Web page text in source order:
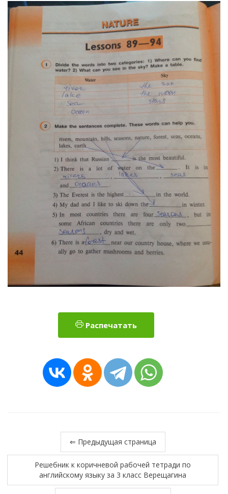
Распечатать
⇐ Предыдущая страница
Решебник к коричневой рабочей тетради по
английскому языку за 3 класс Верещагина